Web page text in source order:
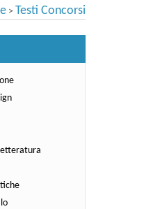
> Testi Concorsi